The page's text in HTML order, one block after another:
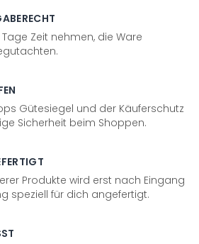
Zeit nehmen, die Ware
Gütesiegel und der Käuferschutz
Sicherheit beim Shoppen.
Produkte wird erst nach Eingang
speziell für dich angefertigt.